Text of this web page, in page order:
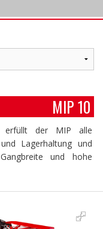
MIP 10
erfüllt der MIP alle
Lagerhaltung und
und hohe